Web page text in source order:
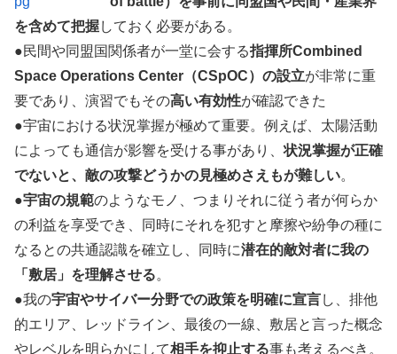
を含めて把握しておく必要がある。
●民間や同盟国関係者が一堂に会する指揮所Combined
Space Operations Center（CSpOC）の設立が非常に重
要であり、演習でもその高い有効性が確認できた
●宇宙における状況掌握が極めて重要。例えば、太陽活動
によっても通信が影響を受ける事があり、状況掌握が正確
でないと、敵の攻撃どうかの見極めさえもが難しい。
●宇宙の規範のようなモノ、つまりそれに従う者が何らか
の利益を享受でき、同時にそれを犯すと摩擦や紛争の種に
なるとの共通認識を確立し、同時に潜在的敵対者に我の
「敷居」を理解させる。
●我の宇宙やサイバー分野での政策を明確に宣言し、排他
的エリア、レッドライン、最後の一線、敷居と言った概念
やレベルを明らかにして相手を抑止する事も考えるべき。